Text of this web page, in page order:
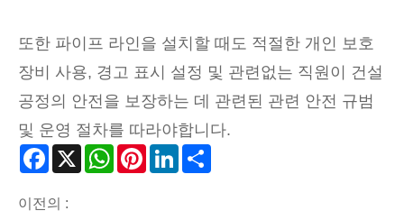
또한 파이프 라인을 설치할 때도 적절한 개인 보호
장비 사용, 경고 표시 설정 및 관련없는 직원이 건설
공정의 안전을 보장하는 데 관련된 관련 안전 규범
및 운영 절차를 따라야합니다.
Facebook
X WhatsAppPinterestLinkedIn
이전의 :